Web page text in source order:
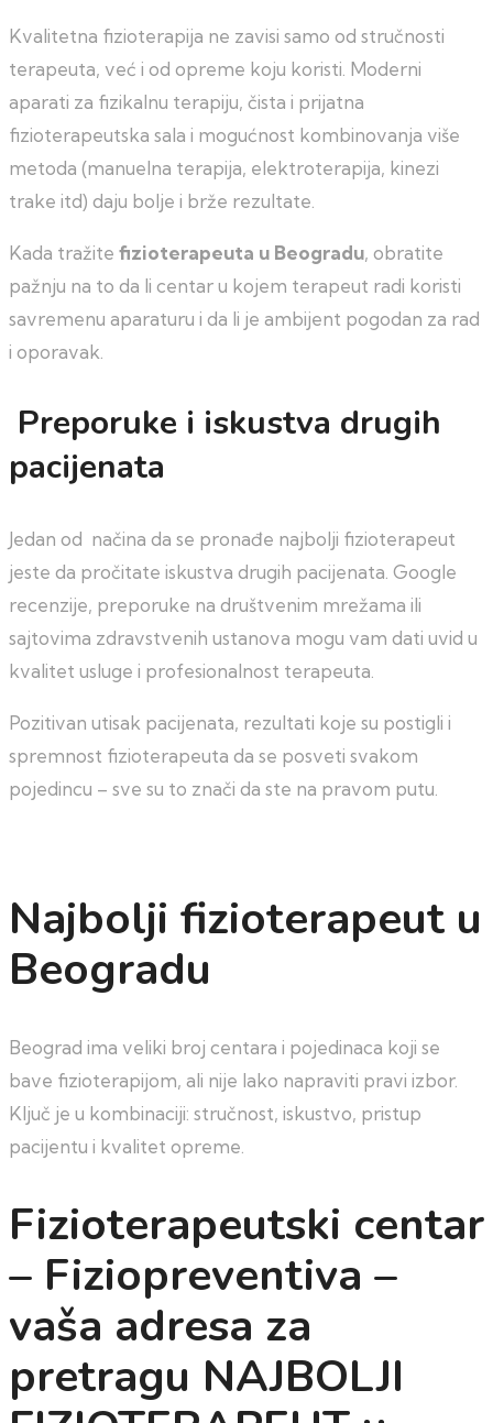
Kvalitetna fizioterapija ne zavisi samo od stručnosti
terapeuta, već i od opreme koju koristi. Moderni
aparati za fizikalnu terapiju, čista i prijatna
fizioterapeutska sala i mogućnost kombinovanja više
metoda (manuelna terapija, elektroterapija, kinezi
trake itd) daju bolje i brže rezultate.
Kada tražite fizioterapeuta u Beogradu, obratite
pažnju na to da li centar u kojem terapeut radi koristi
savremenu aparaturu i da li je ambijent pogodan za rad
i oporavak.
Preporuke i iskustva drugih
pacijenata
Jedan od načina da se pronađe najbolji fizioterapeut
jeste da pročitate iskustva drugih pacijenata. Google
recenzije, preporuke na društvenim mrežama ili
sajtovima zdravstvenih ustanova mogu vam dati uvid u
kvalitet usluge i profesionalnost terapeuta.
Pozitivan utisak pacijenata, rezultati koje su postigli i
spremnost fizioterapeuta da se posveti svakom
pojedincu – sve su to znači da ste na pravom putu.
Najbolji fizioterapeut u
Beogradu
Beograd ima veliki broj centara i pojedinaca koji se
bave fizioterapijom, ali nije lako napraviti pravi izbor.
Ključ je u kombinaciji: stručnost, iskustvo, pristup
pacijentu i kvalitet opreme.
Fizioterapeutski centar
– Fiziopreventiva –
vaša adresa za
pretragu NAJBOLJI